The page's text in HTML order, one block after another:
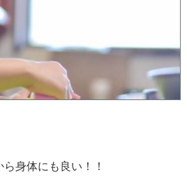
身体にも良い！！